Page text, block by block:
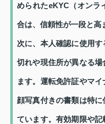
められたeKYC（オンラ
合は、信頼性が一段と高
次に、本人確認に使用
切れや現住所が異なる
ます。運転免許証やマ
顔写真付きの書類は特
ています。有効期限や